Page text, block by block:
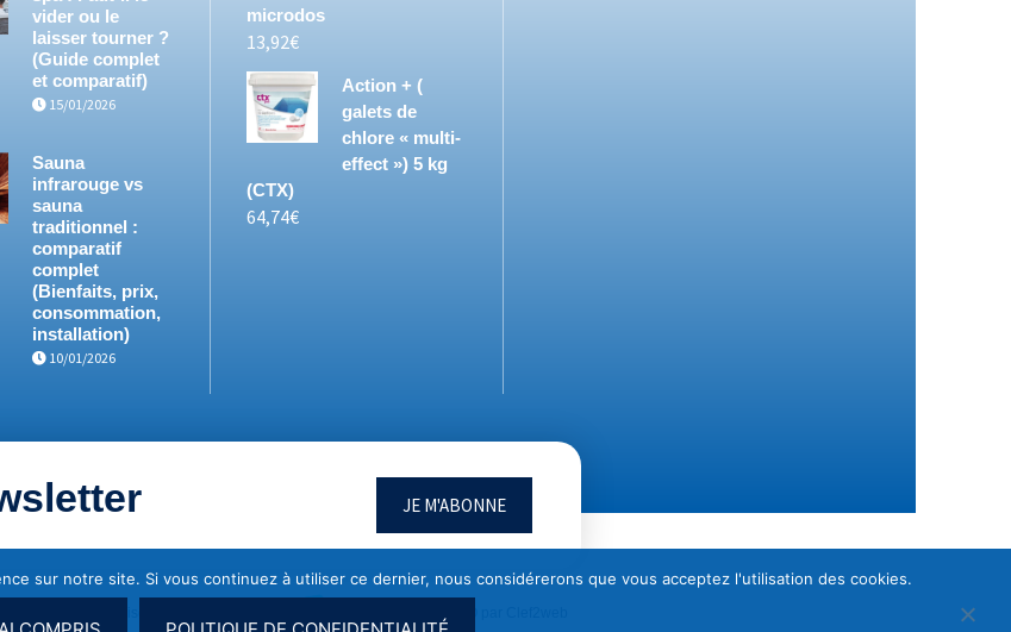
vider ou le
laisser tourner ?
(Guide complet
et comparatif)
15/01/2026
Sauna
infrarouge vs
sauna
traditionnel :
comparatif
complet
(Bienfaits, prix,
consommation,
installation)
10/01/2026
microdos
13,92€
Action + (
galets de
chlore « multi-
effect ») 5 kg
(CTX)
64,74€
JE M'ABONNE
sur notre site. Si vous continuez à utiliser ce dernier, nous considérerons que vous acceptez l'utilisation des cookies.